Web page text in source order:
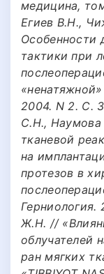
медицина,
Егиев В.Н.,
Особенности
тактики при
2004. N 2. С.
С.Н., Наумова
тканевой
на
протезов в
Ж.Н. //
облучателей
ран мягких